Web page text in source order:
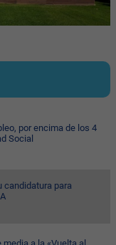
por encima de los 4
Social
candidatura para